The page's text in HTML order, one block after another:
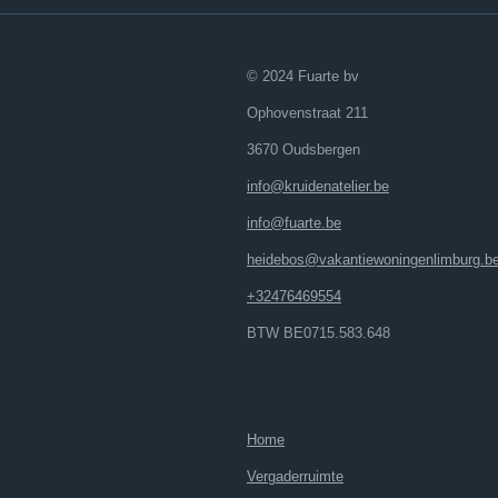
© 2024 Fuarte bv
Ophovenstraat 211
3670 Oudsbergen
info@kruidenatelier.be
info@fuarte.be
+32476469554
BTW BE0715.583.648
Home
Vergaderruimte